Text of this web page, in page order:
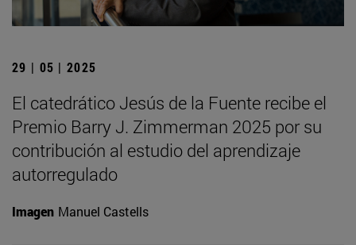
29 | 05 | 2025
El catedrático Jesús de la Fuente recibe el
Premio Barry J. Zimmerman 2025 por su
contribución al estudio del aprendizaje
autorregulado
Imagen Manuel Castells